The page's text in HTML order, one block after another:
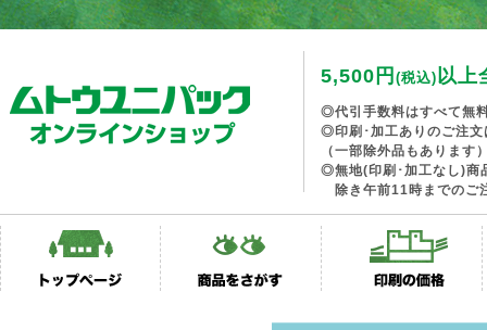
5,500円 (税込)以上
◎代引手数料はすべて無
◎印刷･加工ありのご注文
（一部除外品もあります
◎無地(印刷･加工なし)商
除き午前11時までのご